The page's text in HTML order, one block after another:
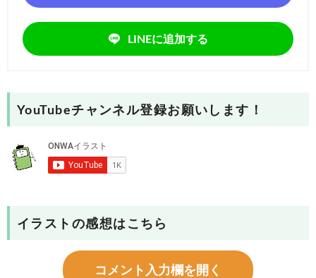
LINEに追加する
YouTubeチャンネル登録お願いします！
イラストの感想はこちら
コメント入力欄を開く